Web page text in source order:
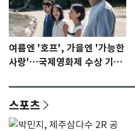
여름엔 '호프', 가을엔 '가능한
사랑'…국제영화제 수상 기대
스포츠